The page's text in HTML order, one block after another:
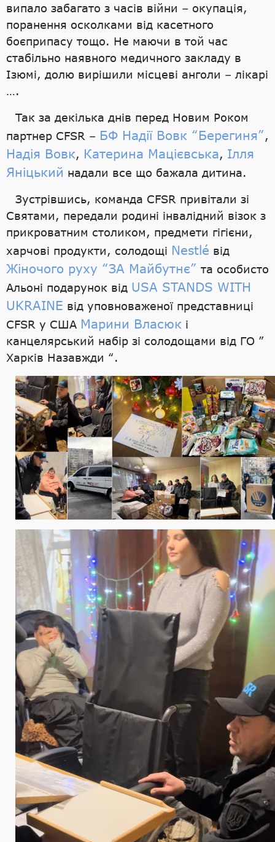
випало забагато з часів війни – окупація,
поранення осколками від касетного
боєприпасу тощо. Не маючи в той час
стабільно наявного медичного закладу в
Ізюмі, долю вирішили місцеві анголи – лікарі
….
Так за декілька днів перед Новим Роком
партнер CFSR – БФ Надії Вовк “Берегиня”,
Надія Вовк, Катерина Мацієвська, Ілля
Яніцький надали все що бажала дитина.
Зустрівшись, команда CFSR привітали зі
Святами, передали родині інвалідний візок з
прикроватним столиком, предмети гігієни,
харчові продукти, солодощі Nestlé від
Жіночого руху “ЗА Майбутнє” та особисто
Альоні подарунок від USA STANDS WITH
UKRAINE від уповноваженої представниці
CFSR у США Марини Власюк і
канцелярський набір зі солодощами від ГО ”
Харків Назавжди “.